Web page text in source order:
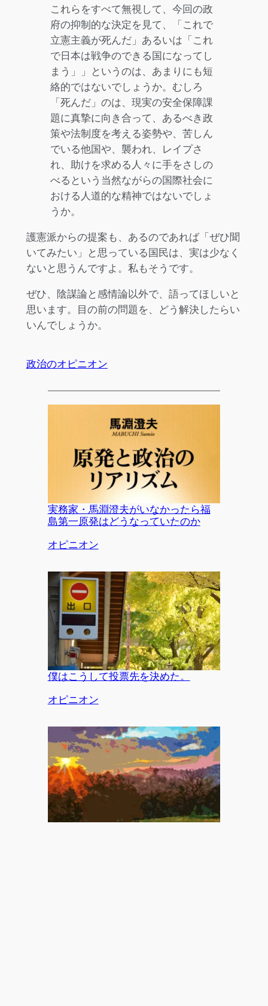
これらをすべて無視して、今回の政
府の抑制的な決定を見て、「これで
立憲主義が死んだ」あるいは「これ
で日本は戦争のできる国になってし
まう」」というのは、あまりにも短
絡的ではないでしょうか。むしろ
「死んだ」のは、現実の安全保障課
題に真摯に向き合って、あるべき政
策や法制度を考える姿勢や、苦しん
でいる他国や、襲われ、レイプさ
れ、助けを求める人々に手をさしの
べるという当然ながらの国際社会に
おける人道的な精神ではないでしょ
うか。
護憲派からの提案も、あるのであれば「ぜひ聞
いてみたい」と思っている国民は、実は少なく
ないと思うんですよ。私もそうです。
ぜひ、陰謀論と感情論以外で、語ってほしいと
思います。目の前の問題を、どう解決したらい
いんでしょうか。
政治のオピニオン
実務家・馬淵澄夫がいなかったら福
島第一原発はどうなっていたのか
関連理由
オピニオン
僕はこうして投票先を決めた。
関連理由
オピニオン